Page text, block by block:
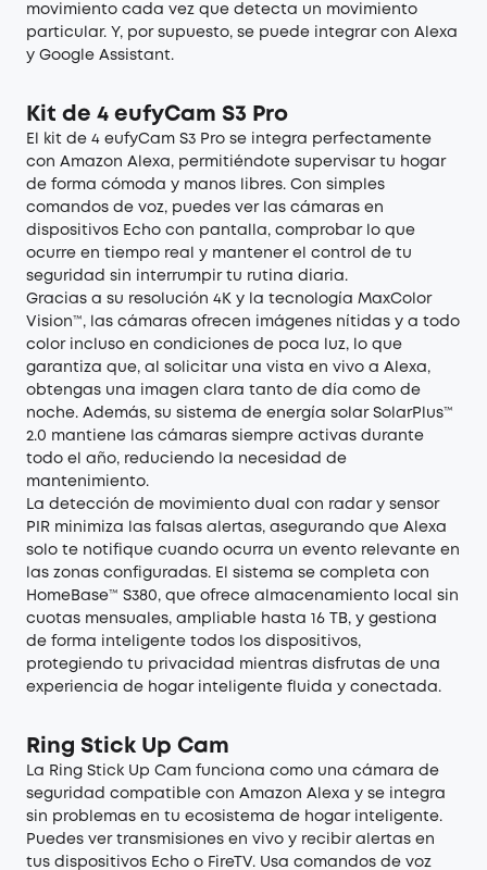
movimiento cada vez que detecta un movimiento
particular. Y, por supuesto, se puede integrar con Alexa
y Google Assistant.
Kit de 4 eufyCam S3 Pro
El kit de 4 eufyCam S3 Pro se integra perfectamente
con Amazon Alexa, permitiéndote supervisar tu hogar
de forma cómoda y manos libres. Con simples
comandos de voz, puedes ver las cámaras en
dispositivos Echo con pantalla, comprobar lo que
ocurre en tiempo real y mantener el control de tu
seguridad sin interrumpir tu rutina diaria.
Gracias a su resolución 4K y la tecnología MaxColor
Vision™, las cámaras ofrecen imágenes nítidas y a todo
color incluso en condiciones de poca luz, lo que
garantiza que, al solicitar una vista en vivo a Alexa,
obtengas una imagen clara tanto de día como de
noche. Además, su sistema de energía solar SolarPlus™
2.0 mantiene las cámaras siempre activas durante
todo el año, reduciendo la necesidad de
mantenimiento.
La detección de movimiento dual con radar y sensor
PIR minimiza las falsas alertas, asegurando que Alexa
solo te notifique cuando ocurra un evento relevante en
las zonas configuradas. El sistema se completa con
HomeBase™ S380, que ofrece almacenamiento local sin
cuotas mensuales, ampliable hasta 16 TB, y gestiona
de forma inteligente todos los dispositivos,
protegiendo tu privacidad mientras disfrutas de una
experiencia de hogar inteligente fluida y conectada.
Ring Stick Up Cam
La Ring Stick Up Cam funciona como una cámara de
seguridad compatible con Amazon Alexa y se integra
sin problemas en tu ecosistema de hogar inteligente.
Puedes ver transmisiones en vivo y recibir alertas en
tus dispositivos Echo o FireTV. Usa comandos de voz